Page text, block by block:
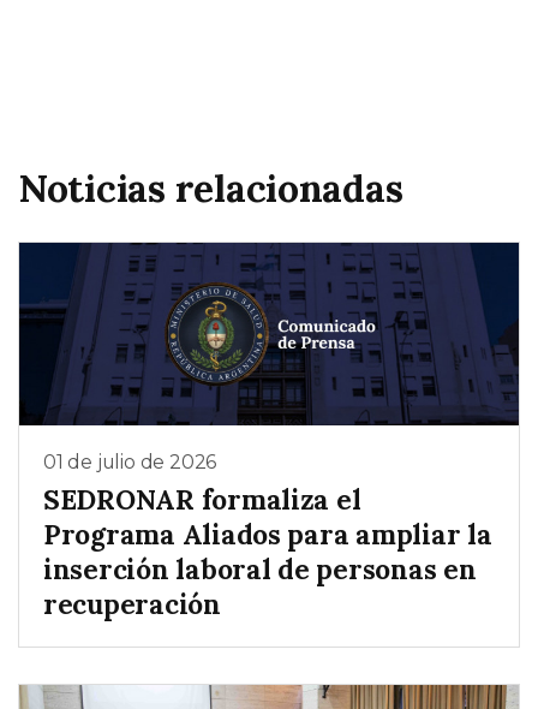
Noticias relacionadas
01 de julio de 2026
SEDRONAR formaliza el
Programa Aliados para ampliar la
inserción laboral de personas en
recuperación